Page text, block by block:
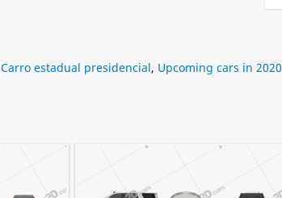
Carro estadual presidencial, Upcoming cars in 2020